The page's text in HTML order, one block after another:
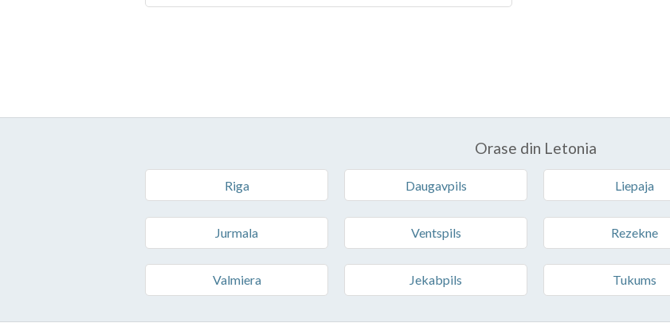
Orase din Letonia
Riga Daugavpils Liepaja
Jurmala Ventspils Rezekne
Valmiera Jekabpils Tukums